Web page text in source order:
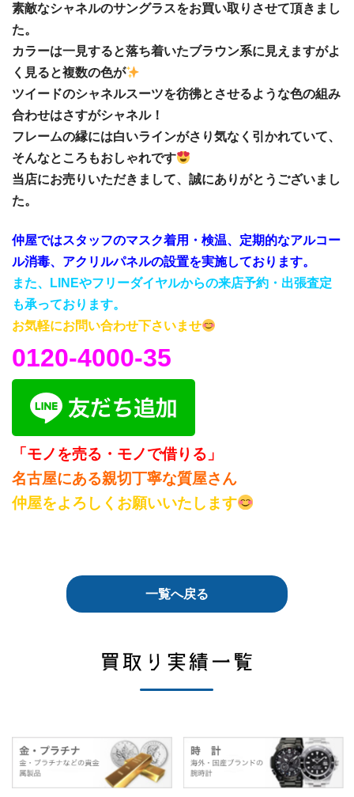
素敵なシャネルのサングラスをお買い取りさせて頂きまし
た。
カラーは一見すると落ち着いたブラウン系に見えますがよ
く見ると複数の色が
ツイードのシャネルスーツを彷彿とさせるような色の組み
合わせはさすがシャネル！
フレームの縁には白いラインがさり気なく引かれていて、
そんなところもおしゃれです
当店にお売りいただきまして、誠にありがとうございまし
た。
仲屋ではスタッフのマスク着用・検温、定期的なアルコー
ル消毒、アクリルパネルの設置を実施しております。
また、LINEやフリーダイヤルからの来店予約・出張査定
も承っております。
お気軽にお問い合わせ下さいませ
0120-4000-35
「モノを売る・モノで借りる」
名古屋にある親切丁寧な質屋さん
仲屋をよろしくお願いいたします
一覧へ戻る